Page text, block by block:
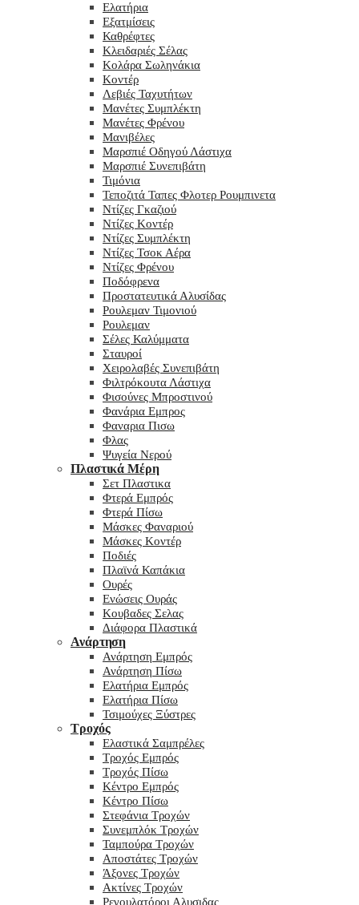
Ελατήρια
Εξατμίσεις
Καθρέφτες
Κλειδαριές Σέλας
Κολάρα Σωληνάκια
Κοντέρ
Λεβιές Ταχυτήτων
Μανέτες Συμπλέκτη
Μανέτες Φρένου
Μανιβέλες
Μαρσπιέ Οδηγού Λάστιχα
Μαρσπιέ Συνεπιβάτη
Τιμόνια
Τεποζιτά Ταπες Φλοτερ Ρουμπινετα
Ντίζες Γκαζιού
Ντίζες Κοντέρ
Ντίζες Συμπλέκτη
Ντίζες Τσοκ Αέρα
Ντίζες Φρένου
Ποδόφρενα
Προστατευτικά Αλυσίδας
Ρουλεμαν Τιμονιού
Ρουλεμαν
Σέλες Καλύμματα
Σταυροί
Χειρολαβές Συνεπιβάτη
Φιλτρόκουτα Λάστιχα
Φισούνες Μπροστινού
Φανάρια Εμπρος
Φαναρια Πισω
Φλας
Ψυγεία Νερού
Πλαστικά Μέρη
Σετ Πλαστικα
Φτερά Εμπρός
Φτερά Πίσω
Μάσκες Φαναριού
Μάσκες Κοντέρ
Ποδιές
Πλαϊνά Καπάκια
Ουρές
Ενώσεις Ουράς
Κουβαδες Σελας
Διάφορα Πλαστικά
Ανάρτηση
Ανάρτηση Εμπρός
Ανάρτηση Πίσω
Ελατήρια Εμπρός
Ελατήρια Πίσω
Τσιμούχες Ξύστρες
Τροχός
Ελαστικά Σαμπρέλες
Τροχός Εμπρός
Τροχός Πίσω
Κέντρο Εμπρός
Κέντρο Πίσω
Στεφάνια Τροχών
Συνεμπλόκ Τροχών
Ταμπούρα Τροχών
Αποστάτες Τροχών
Άξονες Τροχών
Ακτίνες Τροχών
Ρεγουλατόροι Αλυσιδας